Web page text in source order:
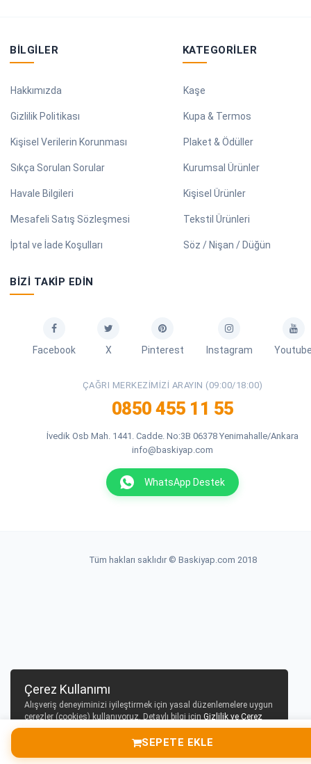
SEPETE EKLE
BILGILER
Hakkımızda
Gizlilik Politikası
Kişisel Verilerin Korunması
Sıkça Sorulan Sorular
Havale Bilgileri
Mesafeli Satış Sözleşmesi
İptal ve İade Koşulları
KATEGORILER
Kaşe
Kupa & Termos
Plaket & Ödüller
Kurumsal Ürünler
Kişisel Ürünler
Tekstil Ürünleri
Söz / Nişan / Düğün
BIZI TAKIP EDIN
Facebook X Pinterest Instagram
ÇAĞRI MERKEZIMIZI ARAYIN (09:00/18:00)
0850 455 11 55
İvedik Osb Mah. 1441. Cadde. No:3B 06378 Yenimahalle/Ankara
info@baskiyap.com
WhatsApp Destek
Tüm hakları saklıdır © Baskiyap.com 2018
Çerez Kullanımı
Alışveriş deneyiminizi iyileştirmek için yasal düzenlemelere uygun
çerezler (cookies) kullanıyoruz. Detaylı bilgi için Gizlilik ve Çerez
Politikasısayfamızı inceleyebilirsiniz.